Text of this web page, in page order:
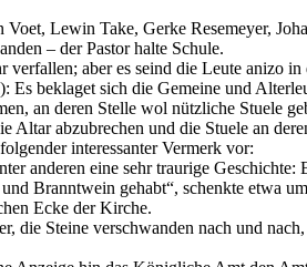
Voet, Lewin Take, Gerke Resemeyer,
– der Pastor halte Schule.
verfallen; aber es seind die Leute anizo
Es beklaget sich die Gemeine und
an deren Stelle wol nützliche Stuele
Altar abzubrechen und die Stuele an
interessanter Vermerk vor:
anderen eine sehr traurige
Branntwein gehabt“, schenkte etwa
Ecke der Kirche.
die Steine verschwanden nach und